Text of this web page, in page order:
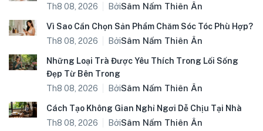
Th8 08, 2026
BởiSâm Nấm Thiên Ân
Vì Sao Cần Chọn Sản Phẩm Chăm Sóc Tóc Phù Hợp?
Th8 08, 2026
BởiSâm Nấm Thiên Ân
Những Loại Trà Được Yêu Thích Trong Lối Sống
Đẹp Từ Bên Trong
Th8 08, 2026
BởiSâm Nấm Thiên Ân
Cách Tạo Không Gian Nghỉ Ngơi Dễ Chịu Tại Nhà
Th8 08, 2026
BởiSâm Nấm Thiên Ân